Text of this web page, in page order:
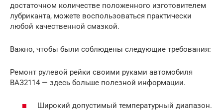
достаточном количестве положенного изготовителем
лубриканта, можете воспользоваться практически
любой качественной смазкой.
Важно, чтобы были соблюдены следующие требования:
Ремонт рулевой рейки своими руками автомобиля
ВАЗ2114 — здесь больше полезной информации.
Широкий допустимый температурный диапазон.